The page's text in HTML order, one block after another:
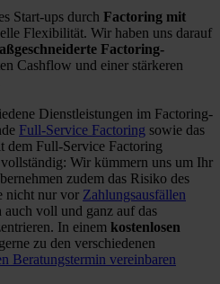
Start-ups durch Factoring mit
Flexibilität. Wir haben uns darauf
Factoring-
Cashflow und einer stärkeren
Dienstleistungen im Factoring-
Full-Service Factoring sowie das
dem Full-Service Factoring
Wir kümmern uns um Ihr
zudem das Risiko des
nicht nur vor Zahlungsausfällen
auch voll und ganz auf das
In einem kostenlosen
zu den verschiedenen
Beratungstermin vereinbaren